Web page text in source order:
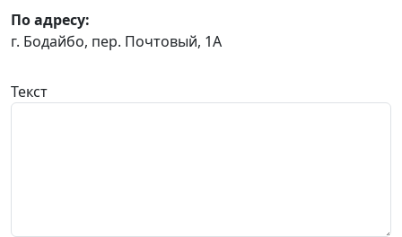
По адресу:
г. Бодайбо, пер. Почтовый, 1А
Текст